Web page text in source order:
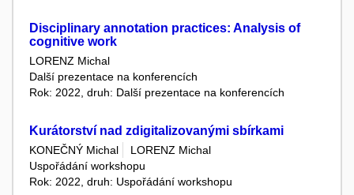
Disciplinary annotation practices: Analysis of
cognitive work
LORENZ Michal
Další prezentace na konferencích
Rok: 2022, druh: Další prezentace na konferencích
Kurátorství nad zdigitalizovanými sbírkami
KONEČNÝ Michal
LORENZ Michal
Uspořádání workshopu
Rok: 2022, druh: Uspořádání workshopu